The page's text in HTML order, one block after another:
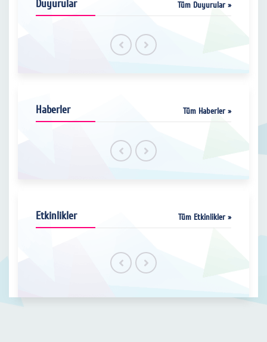
Duyurular Tüm Duyurular »
Haberler Tüm Haberler »
Etkinlikler Tüm Etkinlikler »